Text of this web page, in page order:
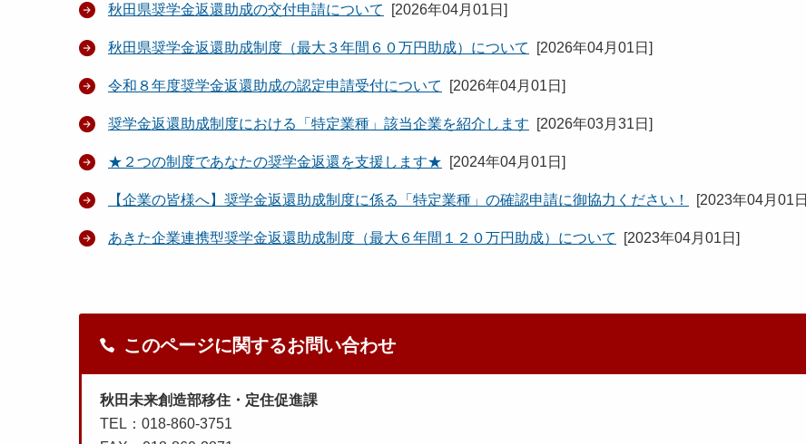
秋田県奨学金返還助成の交付申請について [2026年04月01日 ]
秋田県奨学金返還助成制度（最大３年間６０万円助成）について [2026年04月01日 ]
令和８年度奨学金返還助成の認定申請受付について [2026年04月01日 ]
奨学金返還助成制度における「特定業種」該当企業を紹介します [2026年03月31日 ]
★２つの制度であなたの奨学金返還を支援します★ [2024年04月01日 ]
【企業の皆様へ】奨学金返還助成制度に係る「特定業種」の確認申請に御協力ください！ [2023年04月01日
あきた企業連携型奨学金返還助成制度（最大６年間１２０万円助成）について [2023年04月01日 ]
このページに関するお問い合わせ
秋田未来創造部移住・定住促進課
TEL：018-860-3751